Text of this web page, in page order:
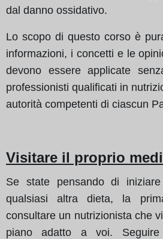
dal danno ossidativo.
Lo scopo di questo corso è
informazioni, i concetti e le
devono essere applicate
professionisti qualificati in
autorità competenti di ciascun
Visitare il proprio
Se state pensando di
qualsiasi altra dieta, la
consultare un nutrizionista che
piano adatto a voi.